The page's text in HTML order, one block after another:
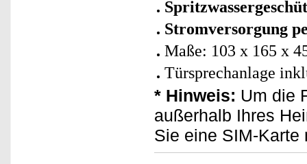
Stromversorgung
Maße: 103 x 165 x
Türsprechanlage
* Hinweis: Um die
außerhalb Ihres
Sie eine SIM-Karte